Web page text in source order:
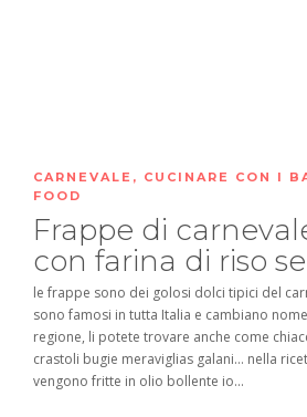
CARNEVALE , CUCINARE CON I
FOOD
Frappe di
con farina di riso
le frappe sono dei golosi dolci tipici del
sono famosi in tutta Italia e cambiano
regione, li potete trovare anche come
crastoli bugie meraviglias galani… nella
vengono fritte in olio bollente io...